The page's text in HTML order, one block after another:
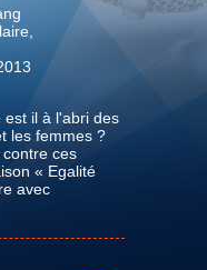
est il à l'abri des
les femmes ?
ces
« Egalité
avec